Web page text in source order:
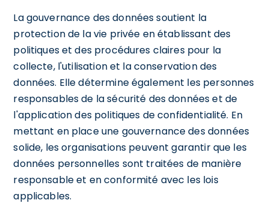
La gouvernance des données soutient la
protection de la vie privée en établissant des
politiques et des procédures claires pour la
collecte, l'utilisation et la conservation des
données. Elle détermine également les personnes
responsables de la sécurité des données et de
l'application des politiques de confidentialité. En
mettant en place une gouvernance des données
solide, les organisations peuvent garantir que les
données personnelles sont traitées de manière
responsable et en conformité avec les lois
applicables.